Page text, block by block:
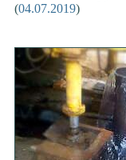
(04.07.2019)